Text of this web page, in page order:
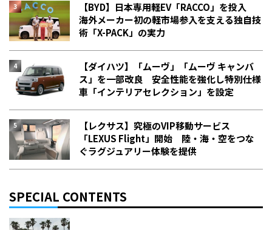
【BYD】日本専用軽EV「RACCO」を投入
海外メーカー初の軽市場参入を支える独自技
術「X-PACK」の実力
【ダイハツ】「ムーヴ」「ムーヴ キャンバ
ス」を一部改良 安全性能を強化し特別仕様
車「インテリアセレクション」を設定
【レクサス】究極のVIP移動サービス
「LEXUS Flight」開始 陸・海・空をつな
ぐラグジュアリー体験を提供
SPECIAL CONTENTS